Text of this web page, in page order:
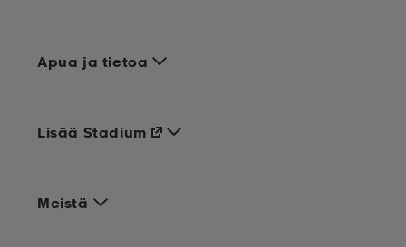
Apua ja tietoa
Meistä
Lisää Stadium